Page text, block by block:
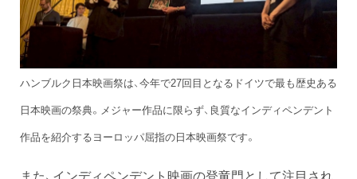
ハンブルク日本映画祭は、今年で27回目となるドイツで最も歴史ある
日本映画の祭典。メジャー作品に限らず、良質なインディペンデント
作品を紹介するヨーロッパ屈指の日本映画祭です。